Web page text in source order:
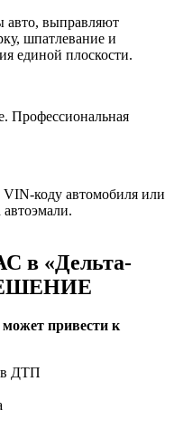
авто, выправляют
шпатлевание и
единой плоскости.
Профессиональная
коду автомобиля или
в «Дельта-
может привести к
в ДТП